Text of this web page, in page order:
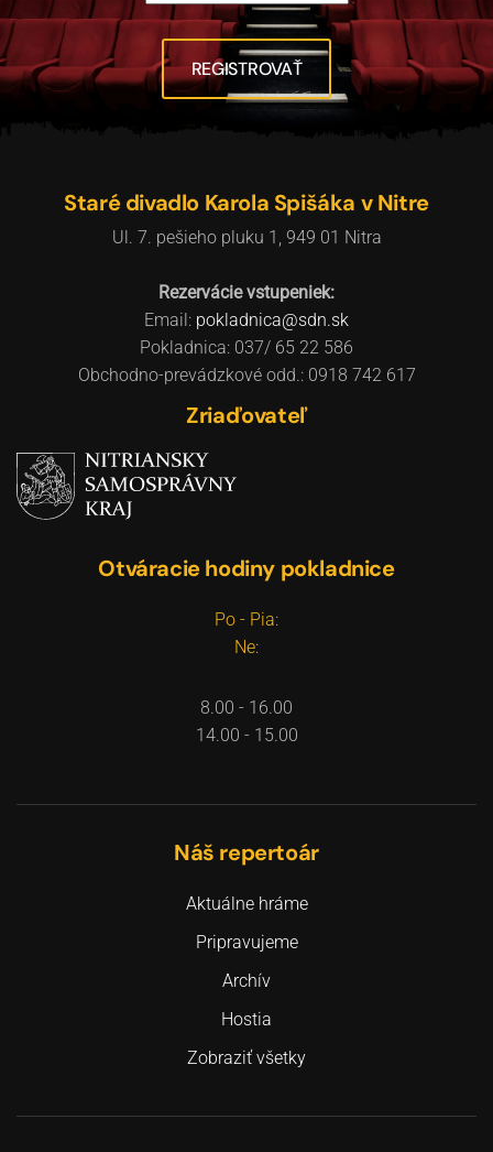
REGISTROVAŤ
Staré divadlo Karola Spišáka v Nitre
Ul. 7. pešieho pluku 1, 949 01 Nitra
Rezervácie vstupeniek:
Email: pokladnica@sdn.sk
Pokladnica: 037/ 65 22 586
Obchodno-prevádzkové odd.: 0918 742 617
Zriaďovateľ
Otváracie hodiny pokladnice
Po - Pia:
Ne:
8.00 - 16.00
14.00 - 15.00
Náš repertoár
Aktuálne hráme
Pripravujeme
Archív
Hostia
Zobraziť všetky